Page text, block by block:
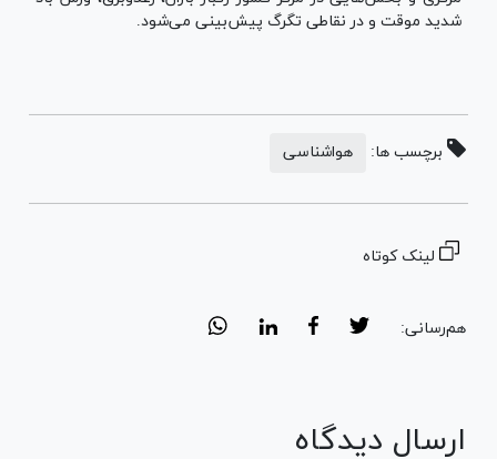
شدید موقت و در نقاطی تگرگ پیش‌بینی می‌شود.
برچسب ها: هواشناسی
لینک کوتاه
هم‌رسانی:
ارسال دیدگاه